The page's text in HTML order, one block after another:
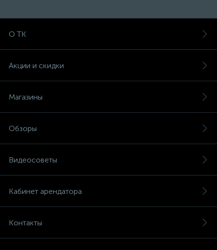
О ТК
Акции и скидки
Магазины
Обзоры
Видеосоветы
Кабинет арендатора
Контакты